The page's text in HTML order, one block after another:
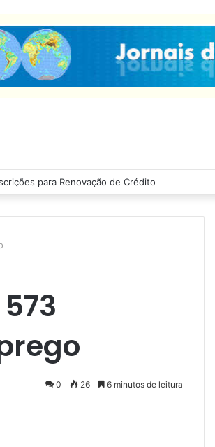
obras da última etapa do Centro de Convenções
0 26 6 minutos de leitura